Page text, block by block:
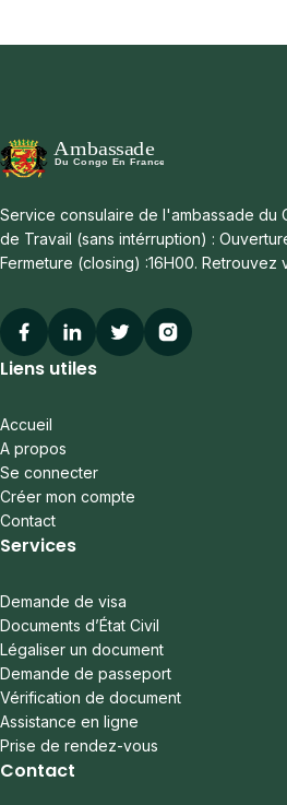
Service consulaire de l'ambassade du
de Travail (sans intérruption) :
Fermeture (closing) :16H00. Retrouvez
Facebook
LinkedinTwitterInstagram
Liens utiles
Accueil
A propos
Se connecter
Créer mon compte
Contact
Services
Demande de visa
Documents d’État Civil
Légaliser un document
Demande de passeport
Vérification de document
Assistance en ligne
Prise de rendez-vous
Contact